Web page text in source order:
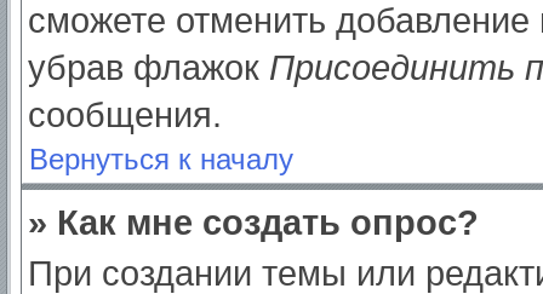
сможете отменить
убрав флажок Присоединить
сообщения.
Вернуться к началу
» Как мне создать опрос?
При создании темы или